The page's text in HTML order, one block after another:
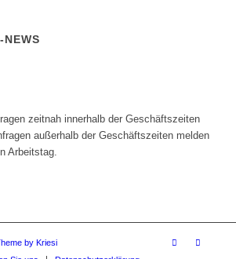
NEWS
zeitnah innerhalb der Geschäftszeiten
außerhalb der Geschäftszeiten melden
Arbeitstag.
by Kriesi